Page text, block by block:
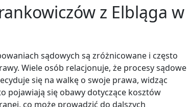
z Elbląga w
sądowych są zróżnicowane i często
Wiele osób relacjonuje, że procesy sądowe
się na walkę o swoje prawa, widząc
pojawiają się obawy dotyczące kosztów
co może prowadzić do dalszych